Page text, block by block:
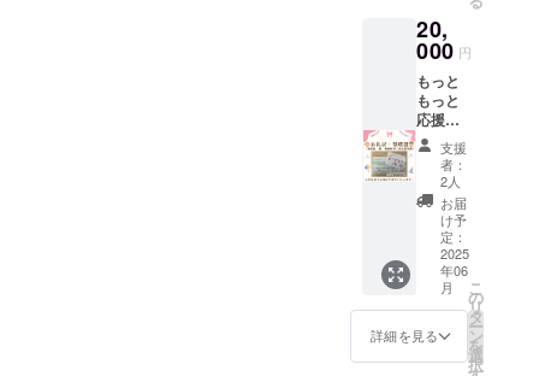
礼の
メッ
セージ
をお送
りしま
す。 ＊
このリ
ターン
は3,000
円/5,00
円/20,0
円/30,0
00円の
リター
ンと同
20,
000 円
もっと
もっと
応援
20,000
円コー
ス【お
礼状】
【領収
書
兼 税
額控除
に係る
証明
書】 感
謝の気
持ちを
支援
者：
2人
お届
け予
定：
2025
年06
月
詳細を見る
こ
の
リ
タ
ー
ン
を
選
択